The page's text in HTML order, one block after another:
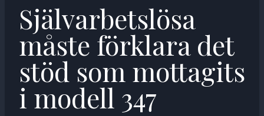
Självarbetslösa
måste förklara det
stöd som mottagits
i modell 347